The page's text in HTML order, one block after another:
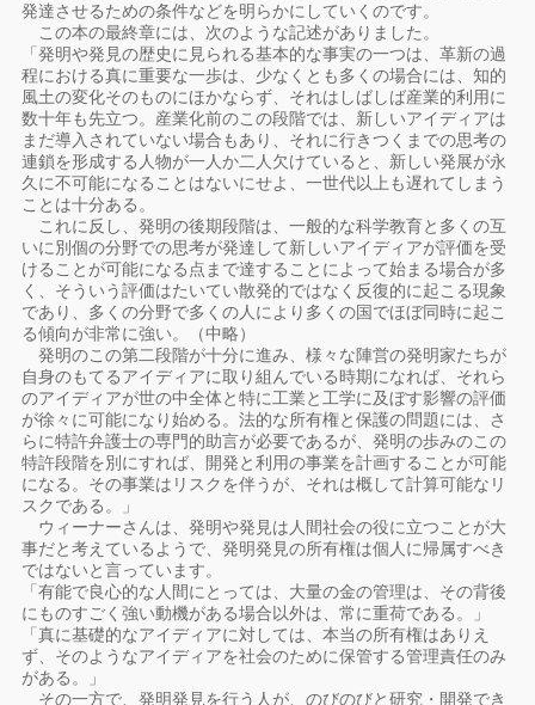
発達させるための条件などを明らかにしていくのです。
この本の最終章には、次のような記述がありました。
「発明や発見の歴史に見られる基本的な事実の一つは、革新の過
程における真に重要な一歩は、少なくとも多くの場合には、知的
風土の変化そのものにほかならず、それはしばしば産業的利用に
数十年も先立つ。産業化前のこの段階では、新しいアイディアは
まだ導入されていない場合もあり、それに行きつくまでの思考の
連鎖を形成する人物が一人か二人欠けていると、新しい発展が永
久に不可能になることはないにせよ、一世代以上も遅れてしまう
ことは十分ある。
これに反し、発明の後期段階は、一般的な科学教育と多くの互
いに別個の分野での思考が発達して新しいアイディアが評価を受
けることが可能になる点まで達することによって始まる場合が多
く、そういう評価はたいてい散発的ではなく反復的に起こる現象
であり、多くの分野で多くの人により多くの国でほぼ同時に起こ
る傾向が非常に強い。（中略）
発明のこの第二段階が十分に進み、様々な陣営の発明家たちが
自身のもてるアイディアに取り組んでいる時期になれば、それら
のアイディアが世の中全体と特に工業と工学に及ぼす影響の評価
が徐々に可能になり始める。法的な所有権と保護の問題には、さ
らに特許弁護士の専門的助言が必要であるが、発明の歩みのこの
特許段階を別にすれば、開発と利用の事業を計画することが可能
になる。その事業はリスクを伴うが、それは概して計算可能なリ
スクである。」
ウィーナーさんは、発明や発見は人間社会の役に立つことが大
事だと考えているようで、発明発見の所有権は個人に帰属すべき
ではないと言っています。
「有能で良心的な人間にとっては、大量の金の管理は、その背後
にものすごく強い動機がある場合以外は、常に重荷である。」
「真に基礎的なアイディアに対しては、本当の所有権はありえ
ず、そのようなアイディアを社会のために保管する管理責任のみ
がある。」
その一方で、発明発見を行う人が、のびのびと研究・開発でき